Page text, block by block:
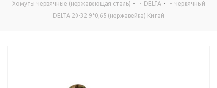
Хомуты червячные (нержавеющая сталь)
- DELTA - червячный
DELTA 20-32 9*0,65 (нержавейка) Китай